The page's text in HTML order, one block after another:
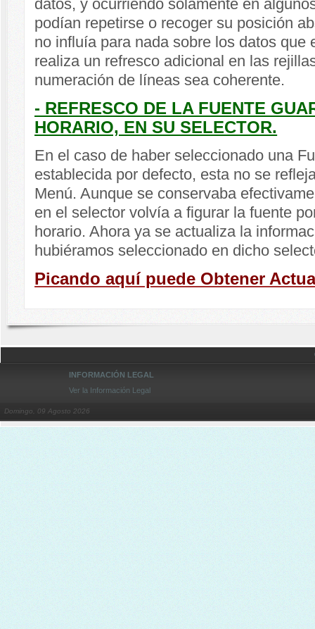
datos, y ocurriendo solamente en
podían repetirse o recoger su posición
no influía para nada sobre los datos que
realiza un refresco adicional en las
numeración de líneas sea coherente.
- REFRESCO DE LA FUENTE
HORARIO, EN SU SELECTOR.
En el caso de haber seleccionado una
establecida por defecto, esta no se
Menú. Aunque se conservaba
en el selector volvía a figurar la fuente
horario. Ahora ya se actualiza la
hubiéramos seleccionado en dicho
Picando aquí puede Obtener
INFORMACIÓN LEGAL
Ver la Información Legal
Domingo, 09 Agosto 2026